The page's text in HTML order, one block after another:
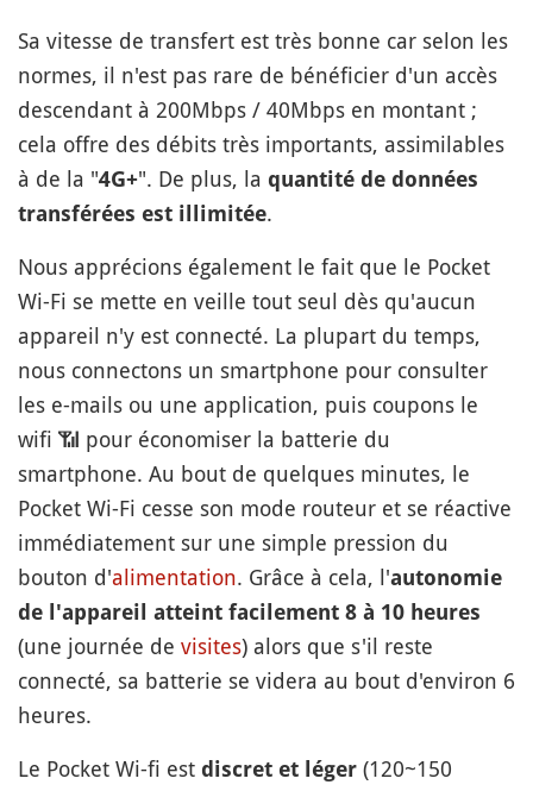
Sa vitesse de transfert est très bonne car selon les
normes, il n'est pas rare de bénéficier d'un accès
descendant à 200Mbps / 40Mbps en montant ;
cela offre des débits très importants, assimilables
à de la "4G+". De plus, la quantité de données
transférées est illimitée.
Nous apprécions également le fait que le Pocket
Wi-Fi se mette en veille tout seul dès qu'aucun
appareil n'y est connecté. La plupart du temps,
nous connectons un smartphone pour consulter
les e-mails ou une application, puis coupons le
wifi 📶 pour économiser la batterie du
smartphone. Au bout de quelques minutes, le
Pocket Wi-Fi cesse son mode routeur et se réactive
immédiatement sur une simple pression du
bouton d'alimentation. Grâce à cela, l'autonomie
de l'appareil atteint facilement 8 à 10 heures
(une journée de visites) alors que s'il reste
connecté, sa batterie se videra au bout d'environ 6
heures.
Le Pocket Wi-fi est discret et léger (120~150